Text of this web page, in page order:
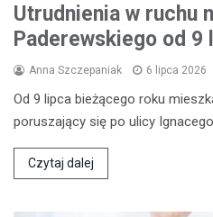
Utrudnienia w ruchu
Paderewskiego od 9
Anna Szczepaniak 6 lipca 2026
Od 9 lipca bieżącego roku
poruszający się po ulicy
Czytaj dalej